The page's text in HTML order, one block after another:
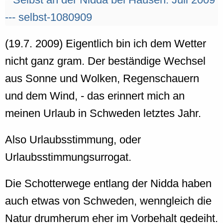
(19.7. 2009) Eigentlich bin ich dem Wetter
nicht ganz gram. Der beständige Wechsel
aus Sonne und Wolken, Regenschauern
und dem Wind, - das erinnert mich an
meinen Urlaub in Schweden letztes Jahr.
Also Urlaubsstimmung, oder
Urlaubsstimmungsurrogat.
Die Schotterwege entlang der Nidda haben
auch etwas von Schweden, wenngleich die
Natur drumherum eher im Vorbehalt gedeiht.